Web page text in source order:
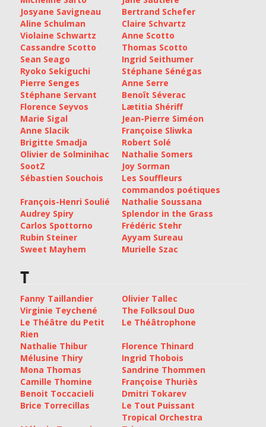
Josyane Savigneau
Bertrand Schefer
Aline Schulman
Claire Schvartz
Violaine Schwartz
Anne Scotto
Cassandre Scotto
Thomas Scotto
Sean Seago
Ingrid Seithumer
Ryoko Sekiguchi
Stéphane Sénégas
Pierre Senges
Anne Serre
Stéphane Servant
Benoît Séverac
Florence Seyvos
Lætitia Shériff
Marie Sigal
Jean-Pierre Siméon
Anne Slacik
Françoise Sliwka
Brigitte Smadja
Robert Solé
Olivier de Solminihac
Nathalie Somers
SootZ
Joy Sorman
Sébastien Souchois
Les Souffleurs
commandos poétiques
François-Henri Soulié
Nathalie Soussana
Audrey Spiry
Splendor in the Grass
Carlos Spottorno
Frédéric Stehr
Rubin Steiner
Ayyam Sureau
Sweet Mayhem
Murielle Szac
T
Fanny Taillandier
Olivier Tallec
Virginie Teychené
The Folksoul Duo
Le Théâtre du Petit
Rien
Le Théâtrophone
Nathalie Thibur
Florence Thinard
Mélusine Thiry
Ingrid Thobois
Mona Thomas
Sandrine Thommen
Camille Thomine
Françoise Thuriès
Benoit Toccacieli
Dmitri Tokarev
Brice Torrecillas
Le Tout Puissant
Tropical Orchestra